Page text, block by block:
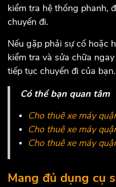
kiểm tra hệ thống phanh,
chuyến đi.
Nếu gặp phải sự cố hoặc
kiểm tra và sửa chữa
tiếp tục chuyến đi của bạn.
Có thể bạn quan tâm
Cho thuê xe máy
Cho thuê xe máy
Cho thuê xe máy
Mang đủ dụng cụ